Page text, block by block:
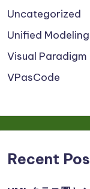
Uncategorized
Unified
Visual Paradigm
VPasCode
Recent